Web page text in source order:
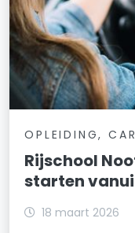
OPLEIDING,
Rijschool
starten
18 maart 2026